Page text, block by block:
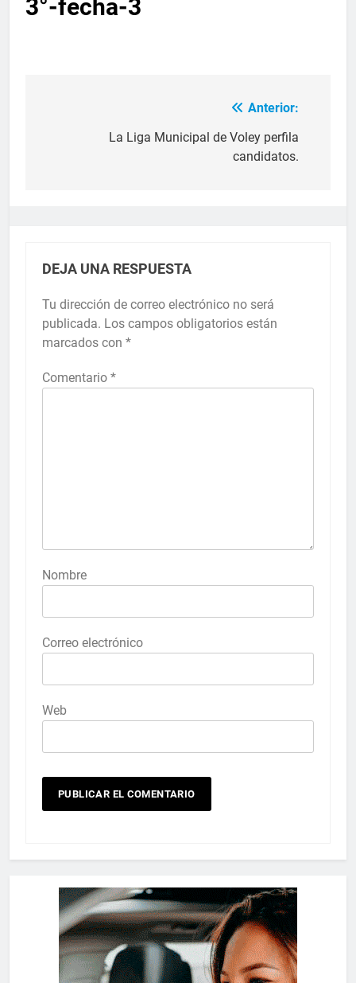
3°-fecha-3
Anterior:
La Liga Municipal de Voley perfila
candidatos.
DEJA UNA RESPUESTA
Tu dirección de correo electrónico no será
publicada. Los campos obligatorios están
marcados con *
Comentario *
Nombre
Correo electrónico
Web